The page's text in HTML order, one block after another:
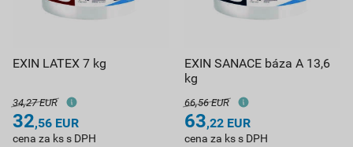
EXIN LATEX 7 kg
34,27 EUR
32,56 EUR
cena za ks s DPH
EXIN SANACE báza A 13,6
kg
66,56 EUR
63,22 EUR
cena za ks s DPH